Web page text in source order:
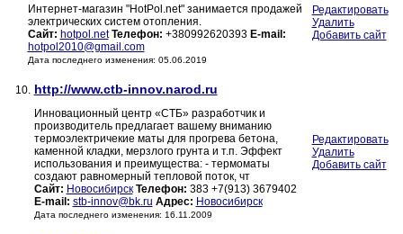
Интернет-магазин "HotPol.net" занимается продажей
электрических систем отопления.
Сайт: hotpol.net Телефон: +380992620393 E-mail:
hotpol2010@gmail.com
Дата последнего изменения: 05.06.2019
Редактировать
Удалить
Добавить сайт
10. http://www.ctb-innov.narod.ru
Инновационный центр «СТБ» разработчик и
производитель предлагает вашему вниманию
термоэлектричекие маты для прогрева бетона,
каменной кладки, мерзлого грунта и т.п. Эффект
использования и преимущества: - термоматы
создают равномерный тепловой поток, чт
Сайт: Новосибирск Телефон: 383 +7(913) 3679402
E-mail: stb-innov@bk.ru Адрес: Новосибирск
Дата последнего изменения: 16.11.2009
Редактировать
Удалить
Добавить сайт